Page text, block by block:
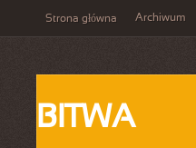
Strona główna Archiwum
BITWA